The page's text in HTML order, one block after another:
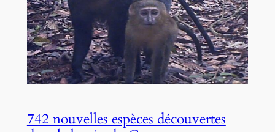
742 nouvelles espèces découvertes